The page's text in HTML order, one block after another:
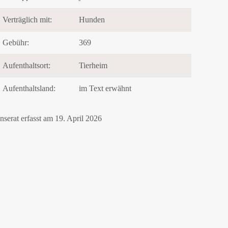
Verträglich mit: Hunden
Gebühr: 369
Aufenthaltsort: Tierheim
Aufenthaltsland: im Text erwähnt
erfasst am 19. April 2026